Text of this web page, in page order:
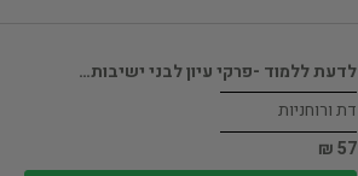
לדעת ללמוד -פרקי עיון לבני ישיבות…
דת ורוחניות
57 ₪